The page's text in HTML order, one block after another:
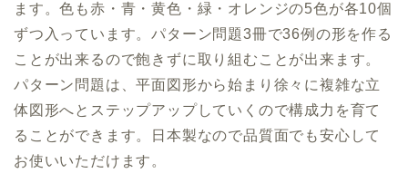
ます。色も赤・青・黄色・緑・オレンジの5色が各10個
ずつ入っています。パターン問題3冊で36例の形を作る
ことが出来るので飽きずに取り組むことが出来ます。
パターン問題は、平面図形から始まり徐々に複雑な立
体図形へとステップアップしていくので構成力を育て
ることができます。日本製なので品質面でも安心して
お使いいただけます。